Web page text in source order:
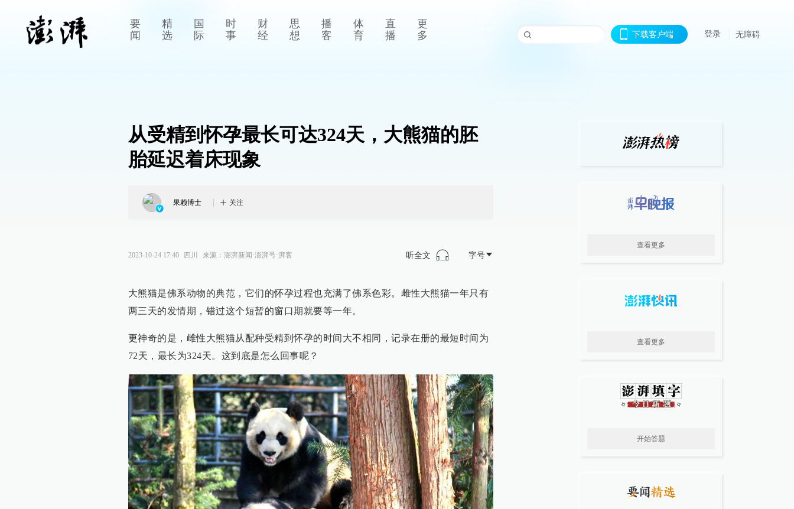
要
闻
精
选
国
际
时
事
财
经
思
想
播
客
体
育
直
播
更
多
下载客户端 登录 无障碍
从受精到怀孕最长可达324天，大熊猫的胚
胎延迟着床现象
果赖博士 关注
2023-10-24 17:40 四川 来源： 澎湃新闻·澎湃号·湃客 听全文 字号
大熊猫是佛系动物的典范，它们的怀孕过程也充满了佛系色彩。雌性大熊猫一年只有
两三天的发情期，错过这个短暂的窗口期就要等一年。
更神奇的是，雌性大熊猫从配种受精到怀孕的时间大不相同，记录在册的最短时间为
72天，最长为324天。这到底是怎么回事呢？
查看更多
查看更多
开始答题